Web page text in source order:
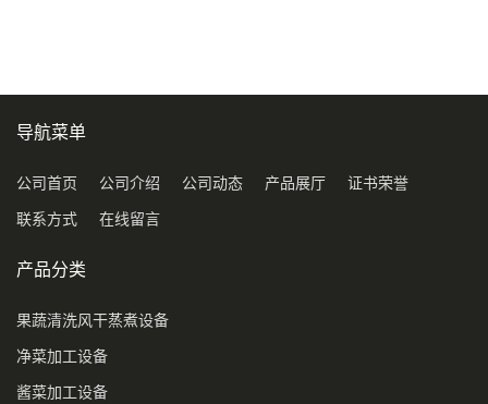
导航菜单
公司首页 公司介绍 公司动态 产品展厅 证书荣誉
联系方式 在线留言
产品分类
果蔬清洗风干蒸煮设备
净菜加工设备
酱菜加工设备